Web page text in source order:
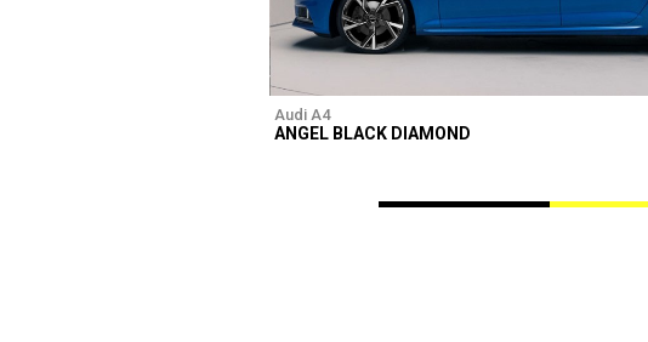
Audi A4
ANGEL BLACK DIAMOND